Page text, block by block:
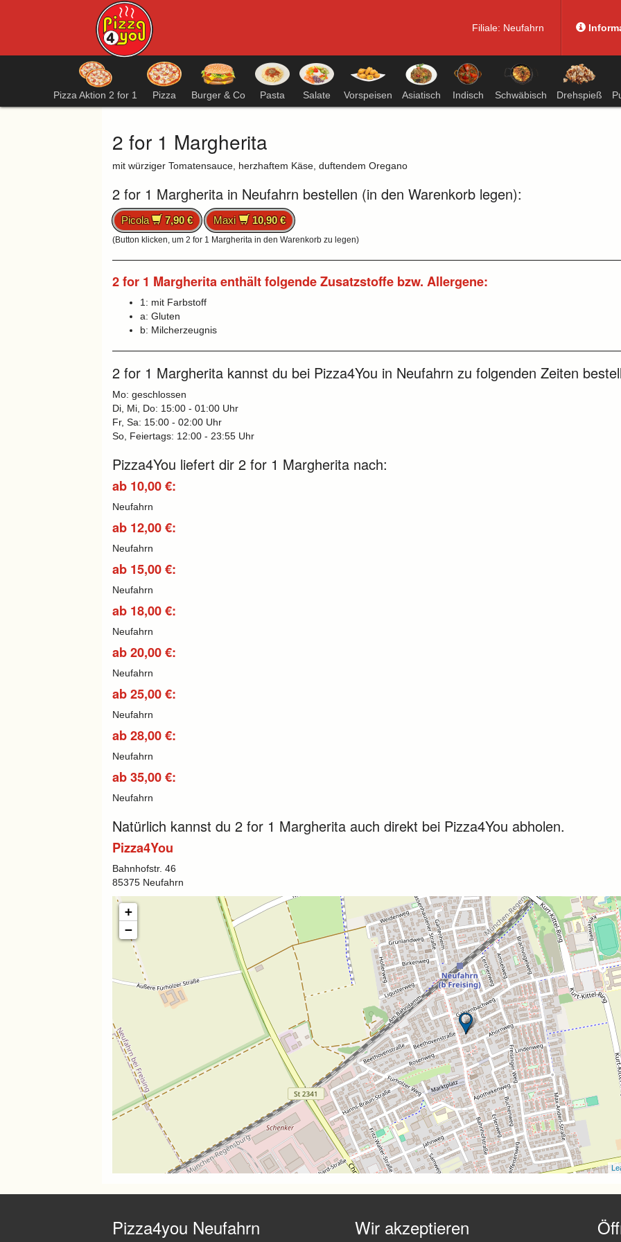
Filiale: Neufahrn
Pizza Aktion 2 for 1 Pizza Burger & Co Pasta Salate Vorspeisen Asiatisch Indisch Schwäbisch Drehspieß
2 for 1 Margherita
mit würziger Tomatensauce, herzhaftem Käse, duftendem Oregano
2 for 1 Margherita in Neufahrn bestellen (in den Warenkorb legen):
Picola 7,90 € Maxi 10,90 €
(Button klicken, um 2 for 1 Margherita in den Warenkorb zu legen)
2 for 1 Margherita enthält folgende Zusatzstoffe bzw. Allergene:
1: mit Farbstoff
a: Gluten
b: Milcherzeugnis
2 for 1 Margherita kannst du bei Pizza4You in Neufahrn zu folgenden Zeiten
Mo: geschlossen
Di, Mi, Do: 15:00 - 01:00 Uhr
Fr, Sa: 15:00 - 02:00 Uhr
So, Feiertags: 12:00 - 23:55 Uhr
Pizza4You liefert dir 2 for 1 Margherita nach:
ab 10,00 €:
Neufahrn
ab 12,00 €:
Neufahrn
ab 15,00 €:
Neufahrn
ab 18,00 €:
Neufahrn
ab 20,00 €:
Neufahrn
ab 25,00 €:
Neufahrn
ab 28,00 €:
Neufahrn
ab 35,00 €:
Neufahrn
Natürlich kannst du 2 for 1 Margherita auch direkt bei Pizza4You abholen.
Pizza4You
Bahnhofstr. 46
85375 Neufahrn
+
−
Pizza4you Neufahrn Wir akzeptieren